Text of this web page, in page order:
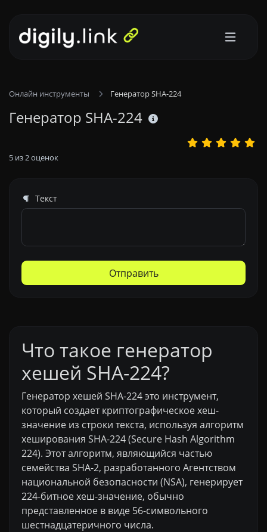
Онлайн инструменты Генератор SHA-224
Генератор SHA-224
5 из2оценок
Текст
Отправить
Что такое генератор
хешей SHA-224?
Генератор хешей SHA-224 это инструмент,
который создает криптографическое хеш-
значение из строки текста, используя алгоритм
хеширования SHA-224 (Secure Hash Algorithm
224). Этот алгоритм, являющийся частью
семейства SHA-2, разработанного Агентством
национальной безопасности (NSA), генерирует
224-битное хеш-значение, обычно
представленное в виде 56-символьного
шестнадцатеричного числа.